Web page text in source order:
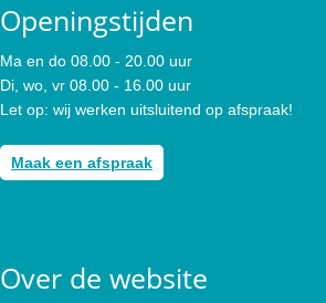
Openingstijden
Ma en do 08.00 - 20.00 uur
Di, wo, vr 08.00 - 16.00 uur
Let op: wij werken uitsluitend op afspraak!
Maak een afspraak
Over de website